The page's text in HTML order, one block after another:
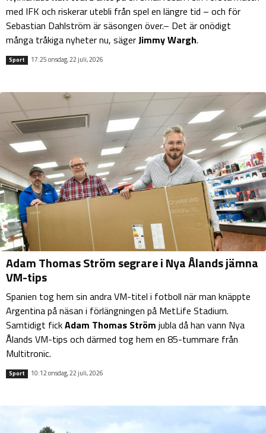
med IFK och riskerar utebli från spel en längre tid – och för
Sebastian Dahlström är säsongen över.– Det är onödigt
många tråkiga nyheter nu, sägerJimmy Wargh.
Sport 17:25 onsdag, 22 juli, 2026
Adam Thomas Ström segrare i Nya Ålands jämna
VM-tips
Spanien tog hem sin andra VM-titel i fotboll när man knäppte
Argentina på näsan i förlängningen på MetLife Stadium.
Samtidigt fickAdam Thomas Ström jubla då han vann Nya
Ålands VM-tips och därmed tog hem en 85-tummare från
Multitronic.
Sport 10:12 onsdag, 22 juli, 2026